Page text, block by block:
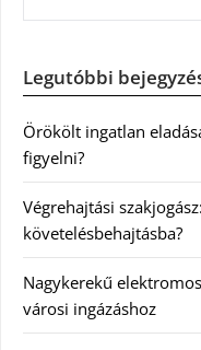
Legutóbbi
Örökölt ingatlan
figyelni?
Végrehajtási
követelésbehajtásba?
Nagykerekű
városi ingázáshoz